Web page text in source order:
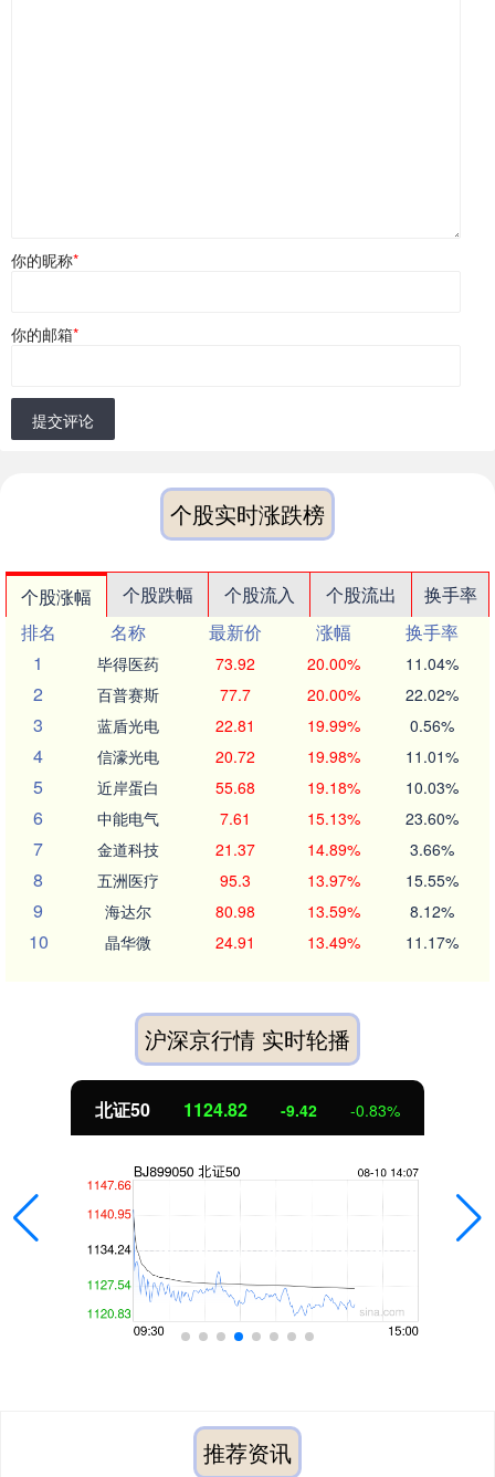
你的昵称*
你的邮箱*
提交评论
个股实时涨跌榜
个股涨幅 个股跌幅 个股流入 个股流出
换手率
排名
名称 最新价 涨幅
换手率
1
毕得医药 73.92 20.00% 11.04%
2 百普赛斯 77.7 20.00% 22.02%
3 蓝盾光电 22.81 19.99% 0.56%
4 信濠光电 20.72 19.98% 11.01%
5 近岸蛋白 55.68 19.18% 10.03%
6 中能电气 7.61 15.13% 23.60%
7 金道科技 21.37 14.89% 3.66%
8 五洲医疗 95.3 13.97% 15.55%
9 海达尔 80.98 13.59% 8.12%
10 晶华微 24.91 13.49% 11.17%
沪深京行情 实时轮播
北证50 1124.82 -9.42 -0.83%
推荐资讯